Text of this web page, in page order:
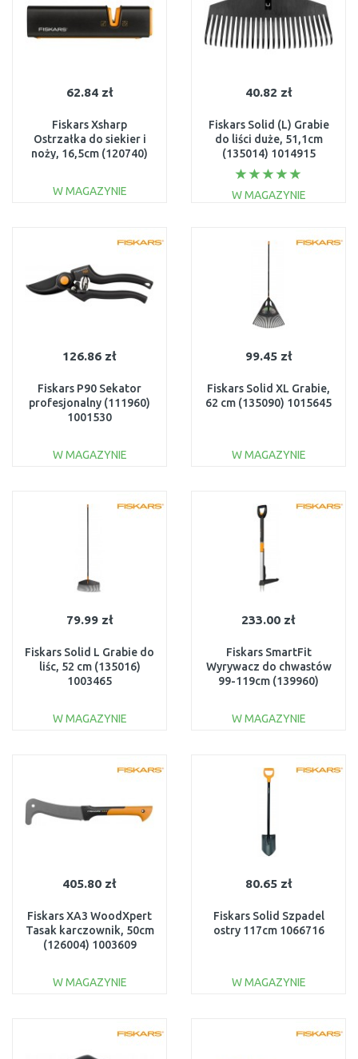
62.84 zł
Fiskars Xsharp
Ostrzałka do siekier i
noży, 16,5cm (120740)
W MAGAZYNIE
Do porównania
40.82 zł
Fiskars Solid (L) Grabie
do liści duże, 51,1cm
(135014) 1014915
W MAGAZYNIE
Do porównania
126.86 zł
Fiskars P90 Sekator
profesjonalny (111960)
1001530
W MAGAZYNIE
Do porównania
99.45 zł
Fiskars Solid XL Grabie,
62 cm (135090) 1015645
W MAGAZYNIE
Do porównania
79.99 zł
Fiskars Solid L Grabie do
liśc, 52 cm (135016)
1003465
W MAGAZYNIE
Do porównania
233.00 zł
Fiskars SmartFit
Wyrywacz do chwastów
99-119cm (139960)
W MAGAZYNIE
Do porównania
405.80 zł
Fiskars XA3 WoodXpert
Tasak karczownik, 50cm
(126004) 1003609
W MAGAZYNIE
Do porównania
80.65 zł
Fiskars Solid Szpadel
ostry 117cm 1066716
W MAGAZYNIE
Do porównania